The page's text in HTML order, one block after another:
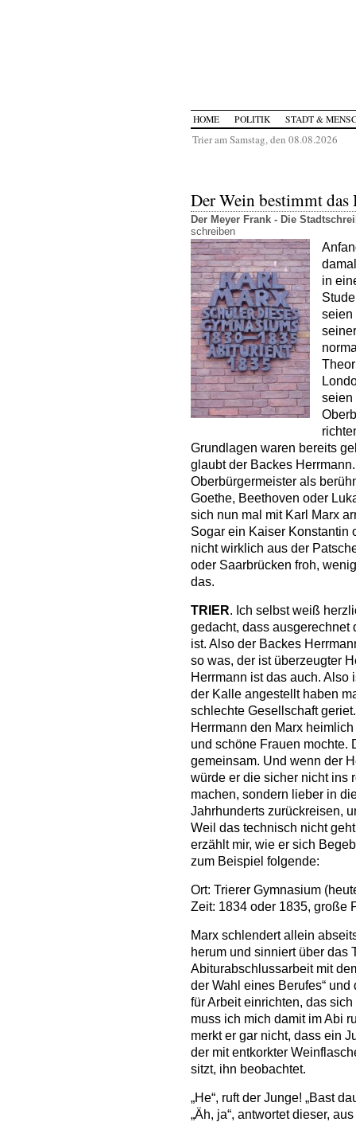
HOME POLITIK STADT &
Trier am Samstag, den 08.08.2026
Der Wein bestimmt das
Der Meyer Frank - Die
schreiben
in
seien
seien
Grundlagen waren bereits
glaubt der Backes
Oberbürgermeister als
Goethe, Beethoven oder
sich nun mal mit Karl Marx
Sogar ein Kaiser Konstantin
nicht wirklich aus der
oder Saarbrücken froh,
das.
TRIER. Ich selbst weiß
gedacht, dass ausgerechnet
ist. Also der Backes
so was, der ist überzeugter
Herrmann ist das auch. Also
der Kalle angestellt haben
schlechte Gesellschaft
Herrmann den Marx
und schöne Frauen mochte.
gemeinsam. Und wenn der
würde er die sicher nicht ins
machen, sondern lieber in
Jahrhunderts zurückreisen,
Weil das technisch nicht
erzählt mir, wie er sich
zum Beispiel folgende:
Ort: Trierer Gymnasium
Zeit: 1834 oder 1835, große
Marx schlendert allein
herum und sinniert über das
Abiturabschlussarbeit mit
der Wahl eines Berufes“
für Arbeit einrichten, das
muss ich mich damit im Abi
merkt er gar nicht, dass ein
der mit entkorkter
sitzt, ihn beobachtet.
„He“, ruft der Junge! „Bast
„Äh, ja“, antwortet dieser,